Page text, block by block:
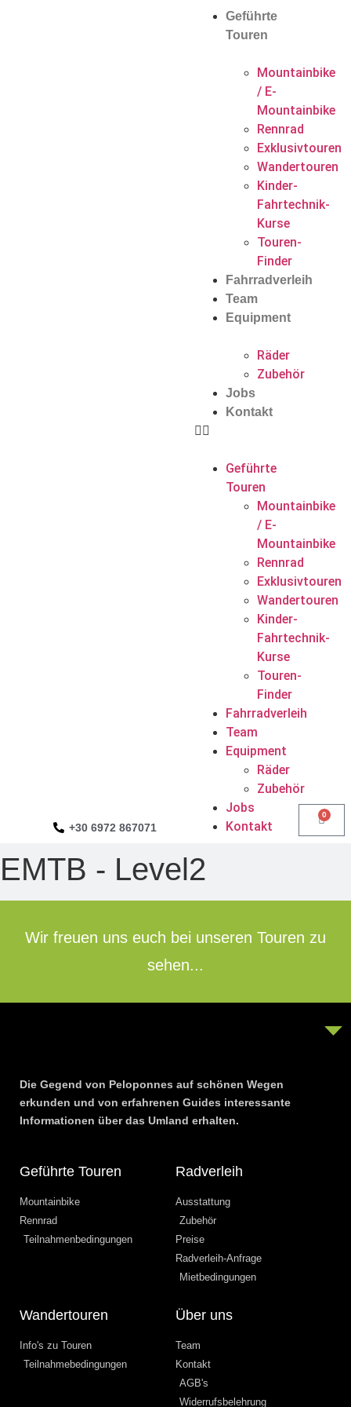
+30 6972 867071
Geführte
Touren
Mountainbike
/ E-
Mountainbike
Rennrad
Exklusivtouren
Wandertouren
Kinder-
Fahrtechnik-
Kurse
Touren-
Finder
Fahrradverleih
Team
Equipment
Räder
Zubehör
Jobs
Kontakt
Geführte
Touren
Mountainbike
/ E-
Mountainbike
Rennrad
Exklusivtouren
Wandertouren
Kinder-
Fahrtechnik-
Kurse
Touren-
Finder
Fahrradverleih
Team
Equipment
Räder
Zubehör
Jobs
Kontakt
0
EMTB - Level2
Wir freuen uns euch bei unseren Touren zu
sehen...
Die Gegend von Peloponnes auf schönen Wegen
erkunden und von erfahrenen Guides interessante
Informationen über das Umland erhalten.
Geführte Touren
Mountainbike
Rennrad
Teilnahmenbedingungen
Radverleih
Ausstattung
Zubehör
Preise
Radverleih-Anfrage
Mietbedingungen
Wandertouren
Info's zu Touren
Teilnahmebedingungen
Über uns
Team
Kontakt
AGB's
Widerrufsbelehrung